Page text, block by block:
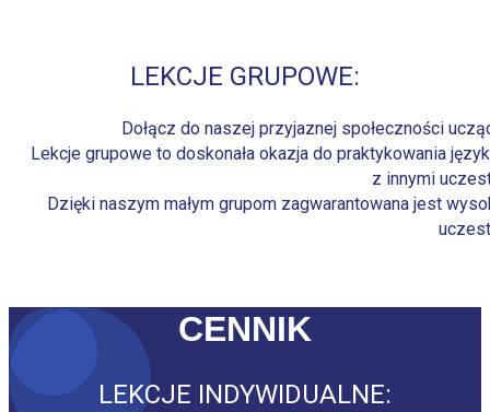
LEKCJE GRUPOWE:
Dołącz do naszej przyjaznej społeczności
Lekcje grupowe to doskonała okazja do praktykowania
z innymi
Dzięki naszym małym grupom zagwarantowana jest
CENNIK
LEKCJE INDYWIDUALNE: